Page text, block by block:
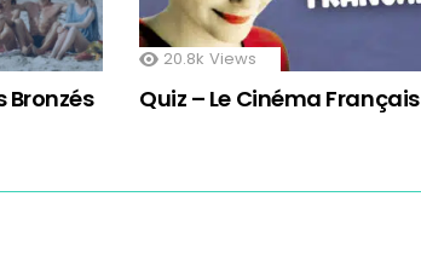
Bronzés
20.8k Views
Quiz – Le Cinéma Français